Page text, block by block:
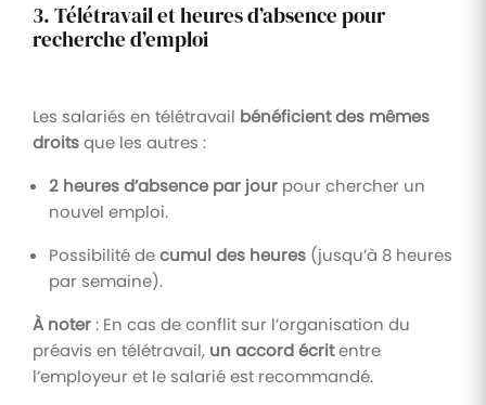
3. Télétravail et heures d’absence pour
recherche d’emploi
Les salariés en télétravail bénéficient des mêmes
droitsque les autres :
2 heures d’absence par jour pour chercher un
nouvel emploi.
Possibilité decumul des heures (jusqu’à 8 heures
par semaine).
À noter: En cas de conflit sur l’organisation du
préavis en télétravail, un accord écritentre
l’employeur et le salarié est recommandé.